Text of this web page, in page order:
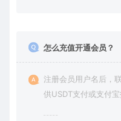
怎么充值开通会员？
注册会员用户名后，
供USDT支付或支付